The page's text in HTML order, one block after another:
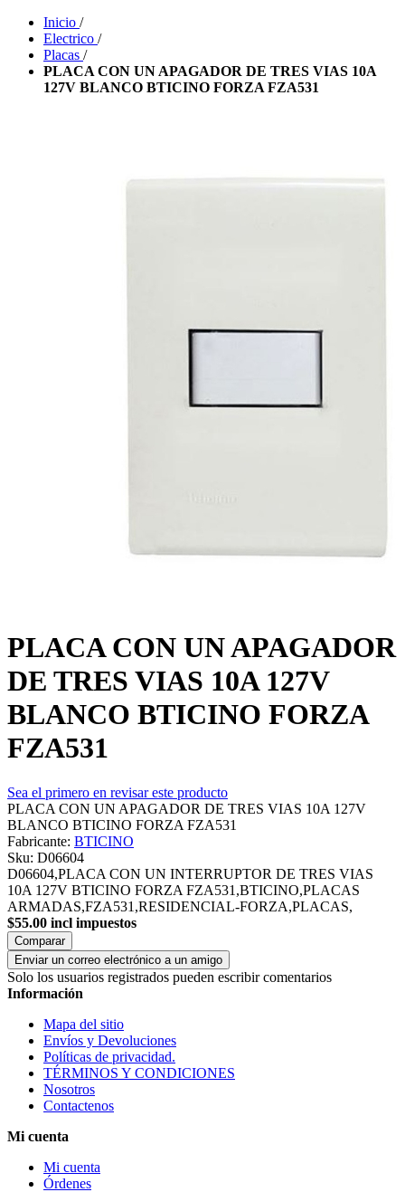
Inicio /
Electrico /
Placas /
PLACA CON UN APAGADOR DE TRES VIAS 10A
127V BLANCO BTICINO FORZA FZA531
PLACA CON UN APAGADOR
DE TRES VIAS 10A 127V
BLANCO BTICINO FORZA
FZA531
Sea el primero en revisar este producto
PLACA CON UN APAGADOR DE TRES VIAS 10A 127V
BLANCO BTICINO FORZA FZA531
Fabricante: BTICINO
Sku: D06604
D06604,PLACA CON UN INTERRUPTOR DE TRES VIAS
10A 127V BTICINO FORZA FZA531,BTICINO,PLACAS
ARMADAS,FZA531,RESIDENCIAL-FORZA,PLACAS,
$55.00 incl impuestos
Comparar
Enviar un correo electrónico a un amigo
Solo los usuarios registrados pueden escribir comentarios
Información
Mapa del sitio
Envíos y Devoluciones
Políticas de privacidad.
TÉRMINOS Y CONDICIONES
Nosotros
Contactenos
Mi cuenta
Mi cuenta
Órdenes